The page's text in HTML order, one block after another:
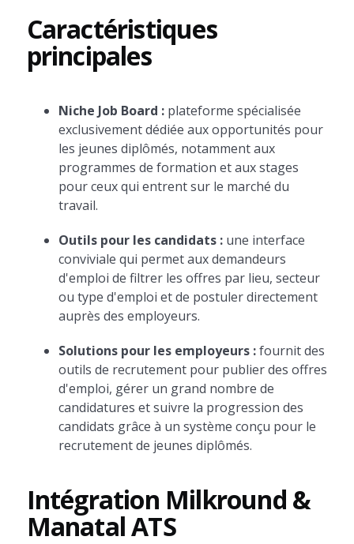
Caractéristiques
principales
Niche Job Board :plateforme spécialisée
exclusivement dédiée aux opportunités pour
les jeunes diplômés, notamment aux
programmes de formation et aux stages
pour ceux qui entrent sur le marché du
travail.
Outils pour les candidats :une interface
conviviale qui permet aux demandeurs
d'emploi de filtrer les offres par lieu, secteur
ou type d'emploi et de postuler directement
auprès des employeurs.
Solutions pour les employeurs :fournit des
outils de recrutement pour publier des offres
d'emploi, gérer un grand nombre de
candidatures et suivre la progression des
candidats grâce à un système conçu pour le
recrutement de jeunes diplômés.
Intégration Milkround &
Manatal ATS